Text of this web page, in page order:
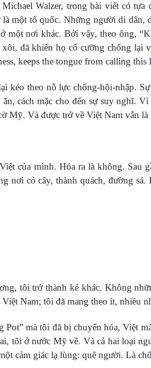
Walzer, trong bài viết có tựa
một tổ quốc. Những người di
một nơi khác. Bởi vậy, theo ông,
đã khiến họ cố cưỡng chống lại
keeps the tongue from calling this
theo nỗ lực chống-hội-nhập.
cách mặc cho đến sự suy nghĩ.
Mỹ. Và được trở về Việt Nam vẫn
của mình. Hóa ra là không. Sau
nơi cỏ cây, thành quách, đường
tôi trở thành kẻ khác. Không
Việt Nam; tôi đã mang theo ít, nhiều
mà tôi đã bị chuyển hóa, Việt
tôi ở nước Mỹ về. Và cả hai loại
cảm giác lạ lùng: quê người. Là